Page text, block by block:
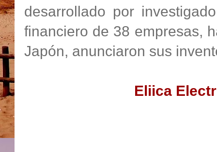
desarrollado por
financiero de 38 empresas,
Japón, anunciaron sus
Eliica